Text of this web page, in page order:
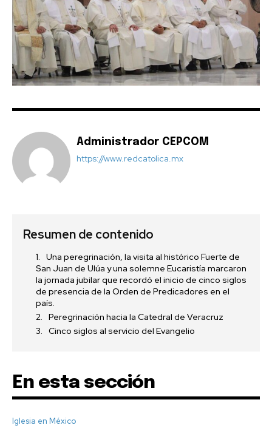
Administrador CEPCOM
https://www.redcatolica.mx
Resumen de contenido
Una peregrinación, la visita al histórico Fuerte de
San Juan de Ulúa y una solemne Eucaristía marcaron
la jornada jubilar que recordó el inicio de cinco siglos
de presencia de la Orden de Predicadores en el
país.
Peregrinación hacia la Catedral de Veracruz
Cinco siglos al servicio del Evangelio
En esta sección
Iglesia en México